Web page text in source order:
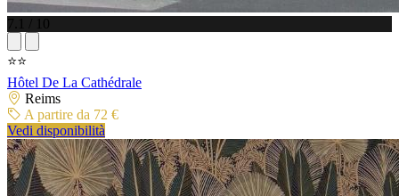
7.1 / 10
⭐⭐
Hôtel De La Cathédrale
Reims
A partire da 72 €
Vedi disponibilità